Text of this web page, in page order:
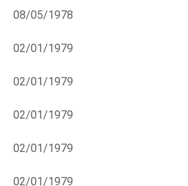
08/05/1978
02/01/1979
02/01/1979
02/01/1979
02/01/1979
02/01/1979